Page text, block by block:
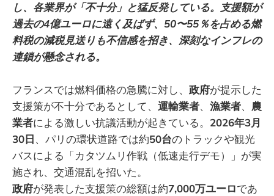
し、各業界が「不十分」と猛反発している。支援額が
過去の4億ユーロに遠く及ばず、50〜55％を占める燃
料税の減税見送りも不信感を招き、深刻なインフレの
連鎖が懸念される。
フランスでは燃料価格の急騰に対し、 政府が提示した
支援策が不十分であるとして、 運輸業者、 漁業者、 農
業者による激しい抗議活動が起きている。 2026年3月
30日、パリの環状道路では約50台のトラックや観光
バスによる「カタツムリ作戦（低速走行デモ）」が実
施され、交通混乱を招いた。
政府が発表した支援策の総額は約7,000万ユーロであ